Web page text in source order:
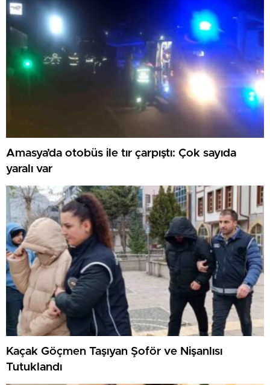
Amasya’da otobüs ile tır çarpıştı: Çok sayıda
yaralı var
Kaçak Göçmen Taşıyan Şoför ve Nişanlısı
Tutuklandı